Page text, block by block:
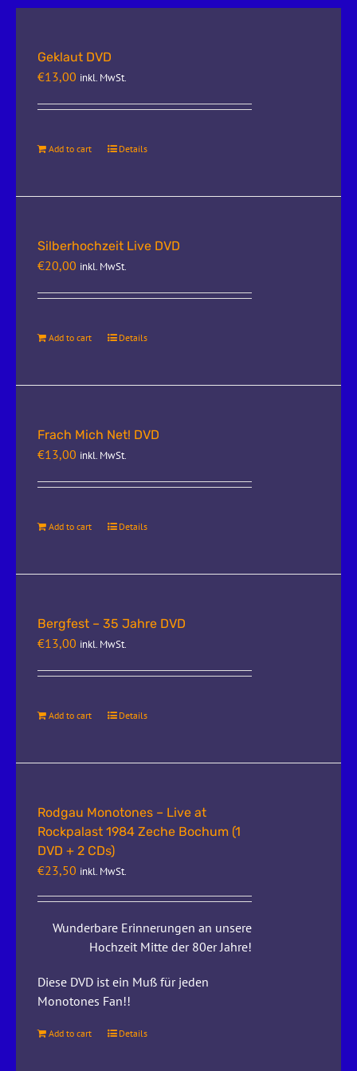
Geklaut DVD
€13,00 inkl. MwSt.
Add to cart Details
Silberhochzeit Live DVD
€20,00 inkl. MwSt.
Add to cart Details
Frach Mich Net! DVD
€13,00 inkl. MwSt.
Add to cart Details
Bergfest – 35 Jahre DVD
€13,00 inkl. MwSt.
Add to cart Details
Rodgau Monotones – Live at
Rockpalast 1984 Zeche Bochum (1
DVD + 2 CDs)
€23,50 inkl. MwSt.
Wunderbare Erinnerungen an unsere
Hochzeit Mitte der 80er Jahre!
Diese DVD ist ein Muß für jeden
Monotones Fan!!
Add to cart Details